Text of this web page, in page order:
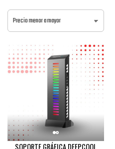
SOPORTE GRÁFICA DEEPCOOL